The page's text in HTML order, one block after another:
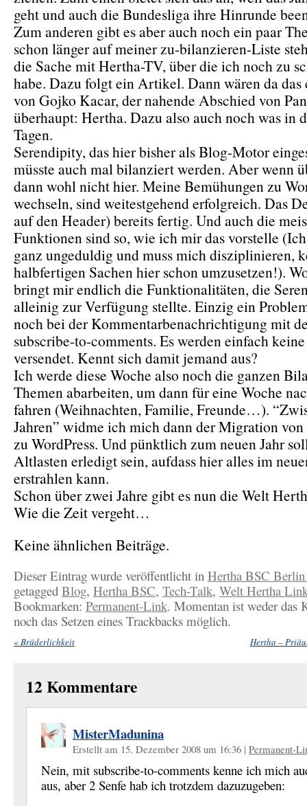
geht und auch die Bundesliga ihre Hinrunde
Zum anderen gibt es aber auch noch ein paar
schon länger auf meiner zu-bilanzieren-Liste
die Sache mit Hertha-TV, über die ich noch zu
habe. Dazu folgt ein Artikel. Dann wären da das
von Gojko Kacar, der nahende Abschied von
überhaupt: Hertha. Dazu also auch noch was in
Tagen.
Serendipity, das hier bisher als Blog-Motor
müsste auch mal bilanziert werden. Aber wenn
dann wohl nicht hier. Meine Bemühungen zu
wechseln, sind weitestgehend erfolgreich. Das
auf den Header) bereits fertig. Und auch die
Funktionen sind so, wie ich mir das vorstelle
ganz ungeduldig und muss mich disziplinieren,
halbfertigen Sachen hier schon umzusetzen!).
bringt mir endlich die Funktionalitäten, die
alleinig zur Verfügung stellte. Einzig ein
noch bei der Kommentarbenachrichtigung mit
subscribe-to-comments. Es werden einfach
versendet. Kennt sich damit jemand aus?
Ich werde diese Woche also noch die ganzen
Themen abarbeiten, um dann für eine Woche
fahren (Weihnachten, Familie, Freunde…).
Jahren” widme ich mich dann der Migration
zu WordPress. Und pünktlich zum neuen Jahr
Altlasten erledigt sein, aufdass hier alles im
erstrahlen kann.
Schon über zwei Jahre gibt es nun die Welt
Wie die Zeit vergeht…
Keine ähnlichen Beiträge.
Dieser Eintrag wurde veröffentlicht in Hertha BSC
getagged Blog, Hertha BSC, Tech-Talk, Welt Hertha
Bookmarken: Permanent-Link. Momentan ist weder das
noch das Setzen eines Trackbacks möglich.
« Brüderlichkeit Hertha –
12Kommentare
MisterMadunina
Erstellt am 15. Dezember 2008 um 16:36 | Permanent-
Nein, mit subscribe-to-comments kenne ich mich
aus, aber 2 Senfe hab ich trotzdem dazuzugeben: